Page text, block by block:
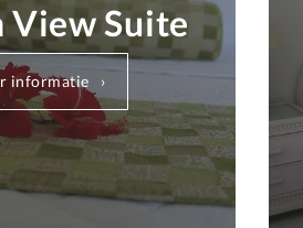
View Suite
informatie